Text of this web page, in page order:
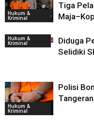
Hukum &
Kriminal
Tiga
Hukum &
Kriminal
Diduga
Selidiki
Hukum &
Kriminal
Polisi